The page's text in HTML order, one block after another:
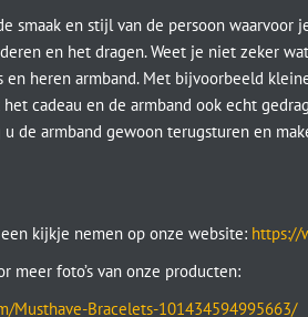
smaak en stijl van de persoon waarvoor
en het dragen. Weet je niet zeker
heren armband. Met bijvoorbeeld
cadeau en de armband ook echt
de armband gewoon terugsturen en
kijkje nemen op onze website: https://
meer foto’s van onze producten:
Musthave-Bracelets-101434594995663/